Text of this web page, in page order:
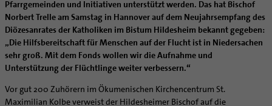
Katholisch heiraten
Hirtenwort: Ehe & Familie
Wissenswertes zur Hochzeit
Ideen für die Hochzeitsfeier
Hochzeits-Symbole
Lebensende
Patientenverfügung
Wo ist der richtige Platz zum Sterben?
Hospiz-Seelsorge
Spiritualität
Exerzitien
Kontemplation
Geistliche Begleitung
Seelsorgefelder
Frauen
Queersensible Seelsorge
Begleitung und Vernetzung
Newsletter
Raum für Vielfalt
Orden | Gemeinschaften
Bischöfliche Stiftung Gemeinsam für das Leben
Schulpastoral
Hochschulpastoral
Religionsunterricht
Service
Stellenanzeigen
Bistumsarchiv
Projekte
Bestände
Buchreihen
Gemeindeservice
Digitaler Lesesaal
Katholische Akademie des Bistums Hildesheim
Stärkung der Demokratie | Einsatz gegen Diskriminierung
LÜCHTENHOF
Familienbildungsstätten
Katholische Erwachsenenbildung
Forschungsinstitut für Philosophie Hannover
Weltkirche
Bolivienpartnerschaft
Projektförderung
Internationale Freiwilligendienste
Infobrief Weltkirche
Bolivienpartnerschaft
Bolivienkommission
Café Bolivia
Finanzielle Förderung der Bolivienpartnerschaft
Internationale Freiwilligendienste
Aktuelles
Outgoing
Katholische Büros
Wir machen Kirche - schöpfungsgerecht
Angebote
Abenteuer Glaube
Prävention
Fortbildungen
Stellenangebote
Materialien
Altersvorsorge und Ruhestand
Arbeitshilfen
Bistumsatlas
Pfarrgemeinden und Initiativen unterstützt werden. Das hat Bischof
Norbert Trelle am Samstag in Hannover auf dem Neujahrsempfang des
Diözesanrates der Katholiken im Bistum Hildesheim bekannt gegeben:
„Die Hilfsbereitschaft für Menschen auf der Flucht ist in Niedersachen
sehr groß. Mit dem Fonds wollen wir die Aufnahme und
Unterstützung der Flüchtlinge weiter verbessern.“
Vor gut 200 Zuhörern im Ökumenischen Kirchencentrum St.
Maximilian Kolbe verweist der Hildesheimer Bischof auf die